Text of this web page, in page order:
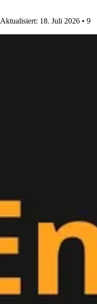
Aktualisiert: 18. Juli 2026 • 9